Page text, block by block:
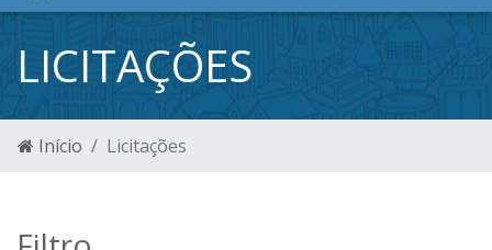
LICITAÇÕES
Início Licitações